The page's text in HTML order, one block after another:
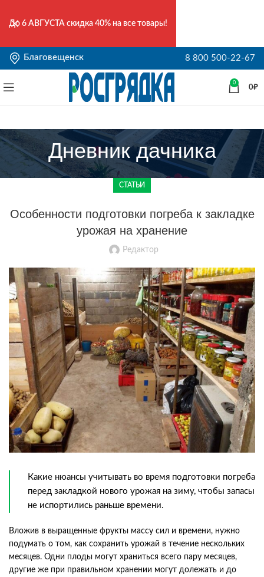
Благовещенск 8 800 500-22-67
0
0₽
Дневник дачника
СТАТЬИ
Особенности подготовки погреба к закладке
урожая на хранение
Редактор
Какие нюансы учитывать во время подготовки погреба
перед закладкой нового урожая на зиму, чтобы запасы
не испортились раньше времени.
Вложив в выращенные фрукты массу сил и времени, нужно
подумать о том, как сохранить урожай в течение нескольких
месяцев. Одни плоды могут храниться всего пару месяцев,
другие же при правильном хранении могут долежать и до
До 6 АВГУСТА скидка 40% на все товары!